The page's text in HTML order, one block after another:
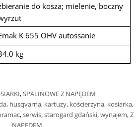
do kosza; mielenie, boczny
K 655 OHV autossanie
kg
,SPALINOWE Z NAPĘDEM
, husqvarna, kartuzy, kościerzyna, kosiarka,
,serwis,starogard gdański,wynajem,Z
NAPĘDEM